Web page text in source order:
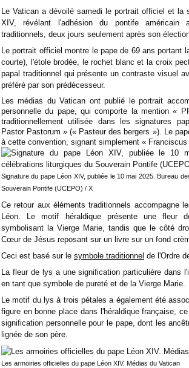
Le Vatican a dévoilé samedi le portrait officiel et la
XIV, révélant l'adhésion du pontife américain
traditionnels, deux jours seulement après son
Le portrait officiel montre le pape de 69 ans portant
courte), l'étole brodée, le rochet blanc et la croix
papal traditionnel qui présente un contraste visuel
préféré par son prédécesseur.
Les médias du Vatican ont publié le portrait
personnelle du pape, qui comporte la mention «
traditionnellement utilisée dans les signatures
Pastor Pastorum » (« Pasteur des bergers »). Le
à cette convention, signant simplement « Franciscus
Signature du pape Léon XIV, publiée le 10 mai 2025. Bureau
Souverain Pontife (UCEPO) / X
Ce retour aux éléments traditionnels accompagne
Léon. Le motif héraldique présente une fleur
symbolisant la Vierge Marie, tandis que le côté
Cœur de Jésus reposant sur un livre sur un fond
Ceci est basé sur le symbole traditionnel de l'Ordre
La fleur de lys a une signification particulière dans
en tant que symbole de pureté et de la Vierge Marie.
Le motif du lys à trois pétales a également été
figure en bonne place dans l'héraldique française,
signification personnelle pour le pape, dont les
lignée de son père.
Les armoiries officielles du pape Léon XIV. Médias du Vatican